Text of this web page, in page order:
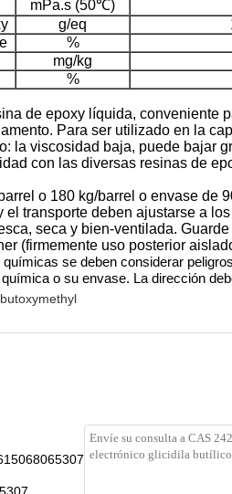
mPa.s (50℃)
g/eq
%
mg/kg
%
de epoxy líquida, conveniente
Para ser utilizado en la
la viscosidad baja, puede bajar
con las diversas resinas de
o 180 kg/barrel o envase de
el transporte deben ajustarse a
seca y bien-ventilada.
(firmemente uso posterior
se deben considerar
o su envase. La dirección